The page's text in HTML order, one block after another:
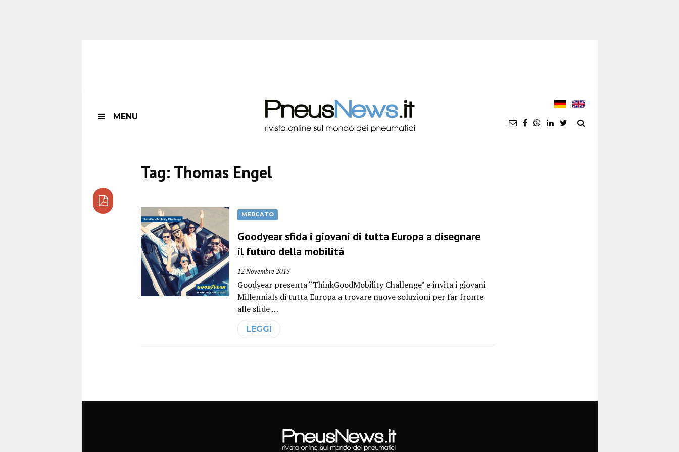
MENU
Tag: Thomas Engel
MERCATO
Goodyear sfida i giovani di tutta Europa a disegnare
il futuro della mobilità
12 Novembre 2015
Goodyear presenta “ThinkGoodMobility Challenge” e invita i giovani
Millennials di tutta Europa a trovare nuove soluzioni per far fronte
alle sfide …
LEGGI